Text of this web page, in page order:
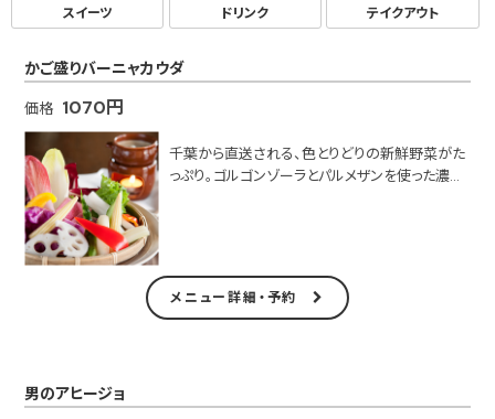
スイーツ ドリンク テイクアウト
かご盛りバーニャカウダ
価格 1070円
千葉から直送される、色とりどりの新鮮野菜がた
っぷり。ゴルゴンゾーラとパルメザンを使った濃厚
メニュー詳細・予約
男のアヒージョ